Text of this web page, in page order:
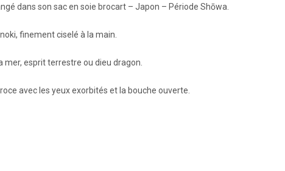
dans son sac en soie brocart – Japon – Période Shōwa.
finement ciselé à la main.
esprit terrestre ou dieu dragon.
avec les yeux exorbités et la bouche ouverte.